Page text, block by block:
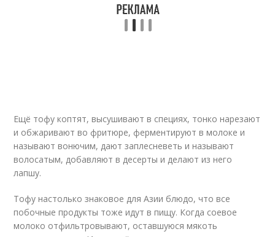
Ещё тофу коптят, высушивают в специях, тонко нарезают
и обжаривают во фритюре, ферментируют в молоке и
называют вонючим, дают заплесневеть и называют
волосатым, добавляют в десерты и делают из него
лапшу.
Тофу настолько знаковое для Азии блюдо, что все
побочные продукты тоже идут в пищу. Когда соевое
молоко отфильтровывают, оставшуюся мякоть